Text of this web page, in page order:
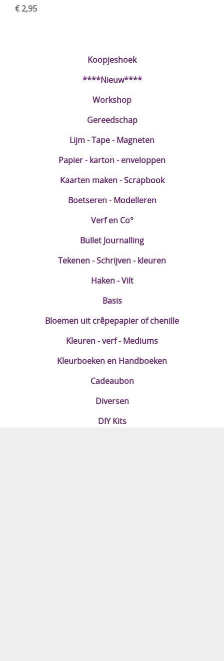
Koopjeshoek
****Nieuw****
Workshop
Gereedschap
Lijm - Tape - Magneten
Papier - karton - enveloppen
Kaarten maken - Scrapbook
Boetseren - Modelleren
Verf en Co°
Bullet Journalling
Tekenen - Schrijven - kleuren
Haken - Vilt
Basis
Bloemen uit crêpepapier of chenille
Kleuren - verf - Mediums
Kleurboeken en Handboeken
Cadeaubon
Diversen
DIY Kits
€ 2,95